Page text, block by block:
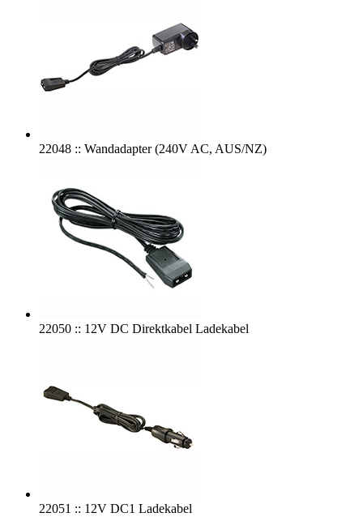
22048 :: Wandadapter (240V AC, AUS/NZ)
22050 :: 12V DC Direktkabel Ladekabel
22051 :: 12V DC1 Ladekabel